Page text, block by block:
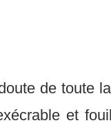
de toute
et